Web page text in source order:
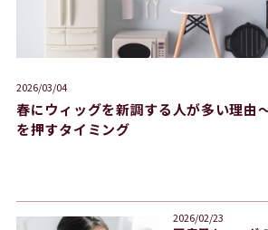
2026/03/04
春にウィッグを新調する人が多い理由
を押すタイミング
2026/02/23